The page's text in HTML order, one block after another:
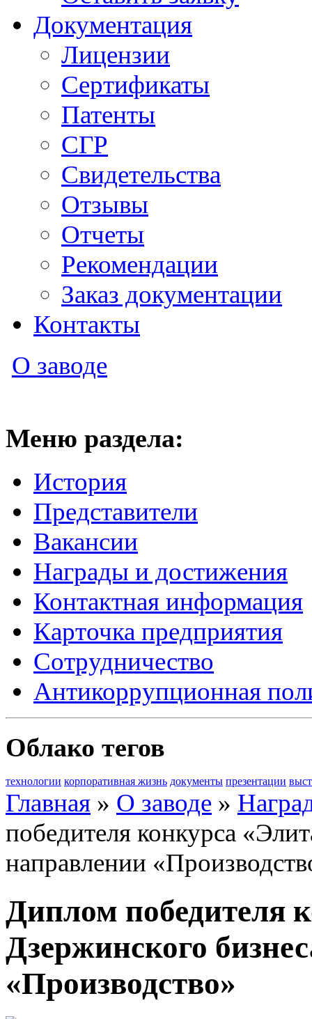
Документация
Лицензии
Сертификаты
Патенты
СГР
Свидетельства
Отзывы
Отчеты
Рекомендации
Заказ документации
Контакты
О заводе
Меню раздела:
История
Представители
Вакансии
Награды и достижения
Контактная информация
Карточка предприятия
Сотрудничество
Антикоррупционная
Облако тегов
технологии корпоративная жизнь документы презентации
Главная » О заводе »
победителя конкурса
направлении
Диплом победителя
Дзержинского
«Производство»